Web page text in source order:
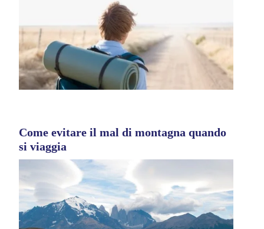
Come evitare il mal di montagna quando
si viaggia